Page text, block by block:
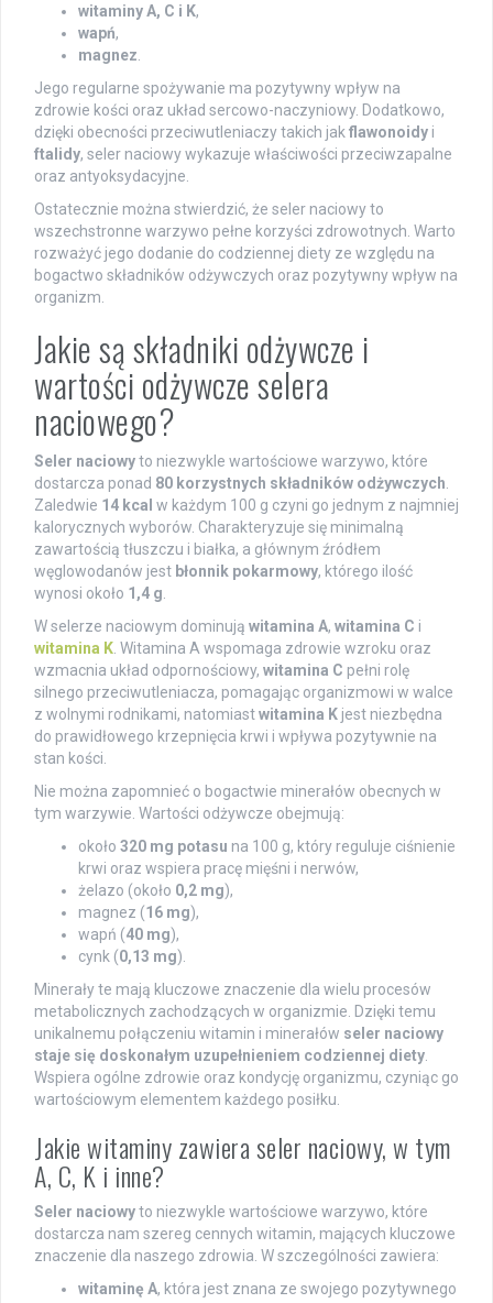
witaminy A, C i K,
wapń,
magnez
Jego regularne spożywanie ma pozytywny wpływ na
zdrowie kości oraz układ sercowo-naczyniowy. Dodatkowo,
dzięki obecności przeciwutleniaczy takich jak flawonoidy i
ftalidy, seler naciowy wykazuje właściwości przeciwzapalne
oraz antyoksydacyjne.
Ostatecznie można stwierdzić, że seler naciowy to
wszechstronne warzywo pełne korzyści zdrowotnych. Warto
rozważyć jego dodanie do codziennej diety ze względu na
bogactwo składników odżywczych oraz pozytywny wpływ na
organizm.
Jakie są składniki odżywcze i
wartości odżywcze selera
naciowego?
Seler naciowyto niezwykle wartościowe warzywo, które
dostarcza ponad 80 korzystnych składników odżywczych
Zaledwie 14 kcal w każdym 100 g czyni go jednym z najmniej
kalorycznych wyborów. Charakteryzuje się minimalną
zawartością tłuszczu i białka, a głównym źródłem
węglowodanów jest błonnik pokarmowy, którego ilość
wynosi około 1,4 g
W selerze naciowym dominują witamina A, witamina C i
witamina K . Witamina A wspomaga zdrowie wzroku oraz
wzmacnia układ odpornościowy, witamina C pełni rolę
silnego przeciwutleniacza, pomagając organizmowi w walce
z wolnymi rodnikami, natomiastwitamina K jest niezbędna
do prawidłowego krzepnięcia krwi i wpływa pozytywnie na
stan kości.
Nie można zapomnieć o bogactwie minerałów obecnych w
tym warzywie. Wartości odżywcze obejmują:
około 320 mg potasu na 100 g, który reguluje ciśnienie
krwi oraz wspiera pracę mięśni i nerwów,
żelazo (około 0,2 mg),
magnez (16 mg),
wapń (40 mg),
cynk (0,13 mg).
Minerały te mają kluczowe znaczenie dla wielu procesów
metabolicznych zachodzących w organizmie. Dzięki temu
unikalnemu połączeniu witamin i minerałów seler naciowy
staje się doskonałym uzupełnieniem codziennej diety
Wspiera ogólne zdrowie oraz kondycję organizmu, czyniąc go
wartościowym elementem każdego posiłku.
Jakie witaminy zawiera seler naciowy, w tym
A, C, K i inne?
Seler naciowyto niezwykle wartościowe warzywo, które
dostarcza nam szereg cennych witamin, mających kluczowe
znaczenie dla naszego zdrowia. W szczególności zawiera:
witaminę A, która jest znana ze swojego pozytywnego